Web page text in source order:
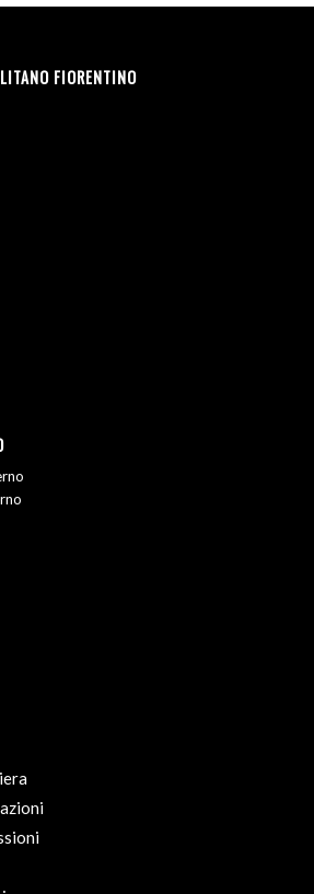
FIORENTINO